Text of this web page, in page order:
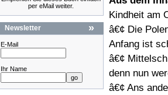
per eMail weiter.
Newsletter »
E-Mail
Ihr Name
Kindheit am
â€¢ Die
Anfang ist
â€¢
denn nun
â€¢ Ans